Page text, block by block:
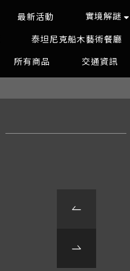
最新活動 實境解謎
泰坦尼克船木藝術餐廳
所有商品 交通資訊